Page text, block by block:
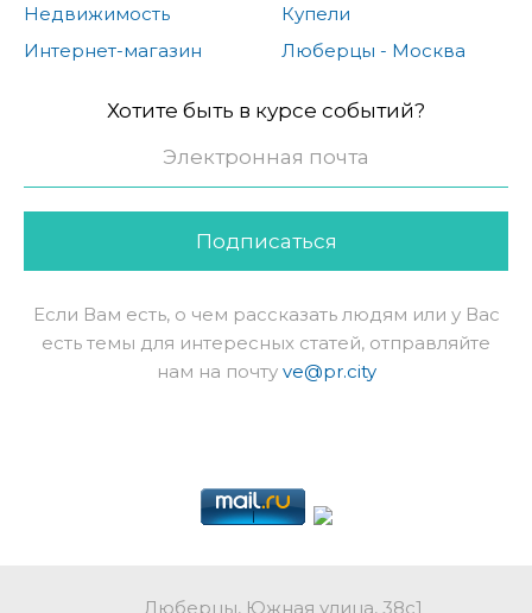
Недвижимость
Интернет-магазин
Купели
Люберцы - Москва
Хотите быть в курсе событий?
Подписаться
Если Вам есть, о чем рассказать людям или у Вас
есть темы для интересных статей, отправляйте
нам на почту ve@pr.city
Люберцы, Южная улица, 38с1